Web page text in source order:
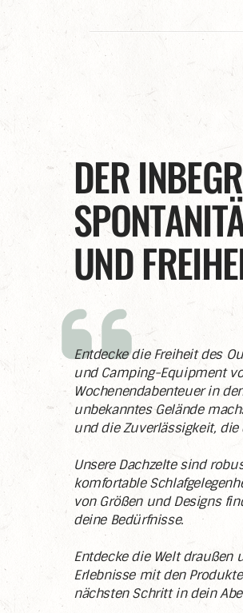
DER
UND
Entdecke die Freiheit des
und Camping-Equipment
Wochenendabenteuer in
unbekanntes Gelände
und die Zuverlässigkeit,
Unsere Dachzelte sind
komfortable
von Größen und Designs
deine Bedürfnisse.
Entdecke die Welt
Erlebnisse mit den
nächsten Schritt in dein